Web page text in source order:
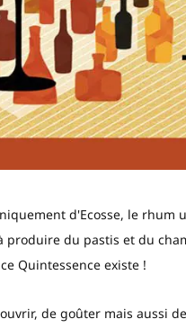
d'Ecosse, le
produire du pastis et du
Quintessence existe !
de goûter mais aussi